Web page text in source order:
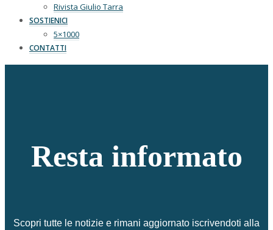
Rivista Giulio Tarra
SOSTIENICI
5×1000
CONTATTI
Resta informato
Scopri tutte le notizie e rimani aggiornato iscrivendoti alla